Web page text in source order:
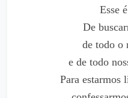
Esse
De
de todo o
e de todo
Para estarmos